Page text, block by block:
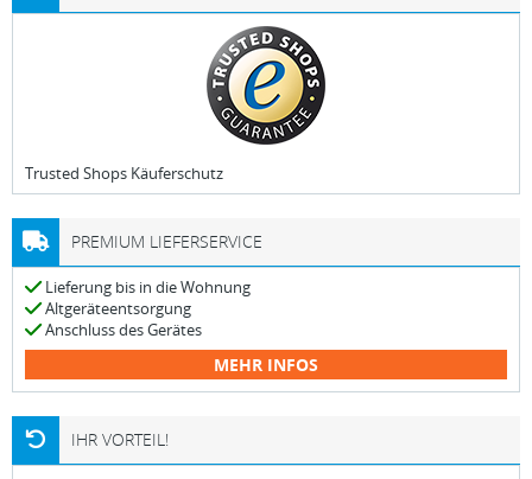
Trusted Shops Käuferschutz
PREMIUM LIEFERSERVICE
Lieferung bis in die Wohnung
Altgeräteentsorgung
Anschluss des Gerätes
MEHR INFOS
IHR VORTEIL!